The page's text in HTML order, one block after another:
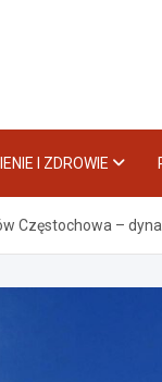
I ZDROWIE
Częstochowa –